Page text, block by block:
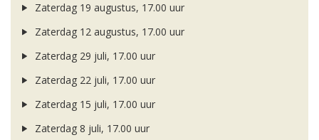
Zaterdag 19 augustus, 17.00 uur
Zaterdag 12 augustus, 17.00 uur
Zaterdag 29 juli, 17.00 uur
Zaterdag 22 juli, 17.00 uur
Zaterdag 15 juli, 17.00 uur
Zaterdag 8 juli, 17.00 uur